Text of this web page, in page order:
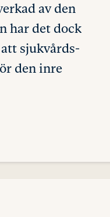
av den
har det dock
sjukvårds-
den inre